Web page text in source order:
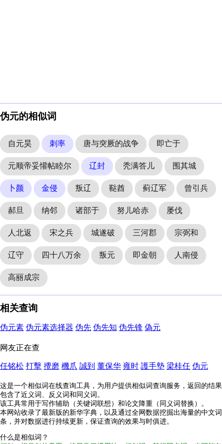
伪元的相似词
自元昊 刺率 唐与突厥的战争 即亡于
元顺帝妥懽帖睦尔 辽封 秃满答儿 围其城
卜颜 金侵 叛辽 鞑酋 蓟辽军 曾引兵
郝旦 纳邻 诸部于 努儿哈赤 屡伐
人北返 宋之兵 城遂破 三河郡 宗弼和
辽守 四十八万余 叛元 即金朝 人南侵
高丽成宗
相关查询
伪元素 伪元素选择器 伪先 伪先知 伪先锋 偽元
网友正在查
任铭松 打擊 攪磨 機爪 誠到 董保华 雍时 護手墊 梁桂任 伪元
这是一个相似词在线查询工具，为用户提供相似词查询服务，返回的结果
包含了近义词、反义词和同义词。
该工具常用于写作辅助（关键词联想）和论文降重（同义词替换）。
本网站收录了最新版的新华字典，以及通过全网数据挖掘出海量的中文词
条，并对数据进行持续更新，保证查询的效果与时俱进。
什么是相似词？